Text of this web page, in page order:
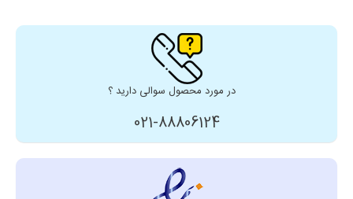
در مورد محصول سوالی دارید ؟
021-88806124